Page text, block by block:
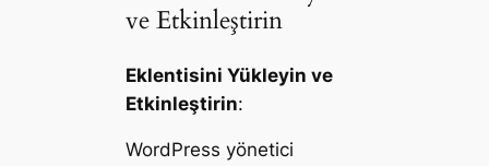
ve Etkinleştirin
Eklentisini Yükleyin ve
Etkinleştirin:
WordPress yönetici